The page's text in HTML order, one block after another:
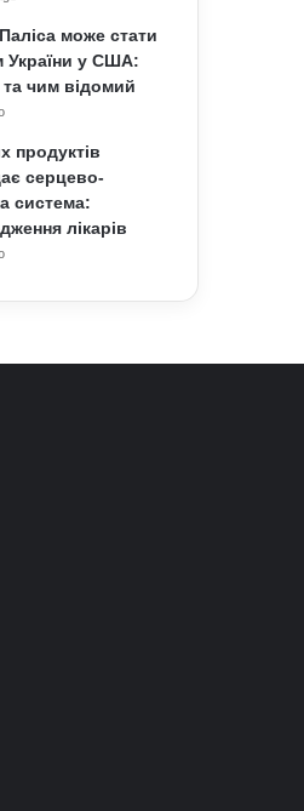
може стати
України у США:
та чим відомий
продуктів
серцево-
система:
лікарів